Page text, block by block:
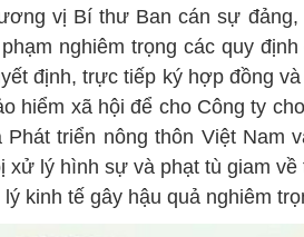
vị Bí thư Ban cán sự đảng,
nghiêm trọng các quy
định, trực tiếp ký hợp đồng
hiểm xã hội để cho Công ty
triển nông thôn Việt Nam
xử lý hình sự và phạt tù giam về
kinh tế gây hậu quả nghiêm